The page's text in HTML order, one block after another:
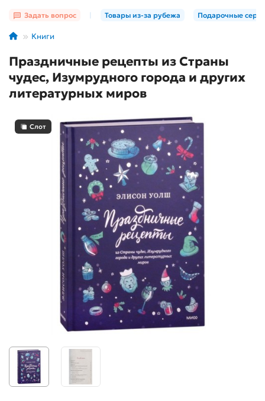
Задать вопрос Товары из-за рубежа Подарочные
Книги
Праздничные рецепты из Страны
чудес, Изумрудного города и других
литературных миров
Слот